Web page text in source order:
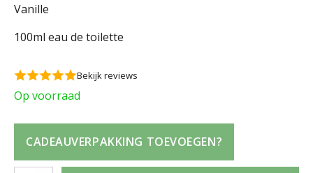
Vanille
100ml eau de toilette
Bekijk reviews
Op voorraad
CADEAUVERPAKKING TOEVOEGEN?